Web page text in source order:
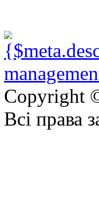
Copyright
Всі права